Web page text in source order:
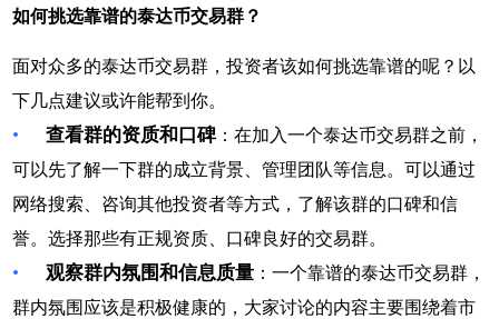
如何挑选靠谱的泰达币交易群？
面对众多的泰达币交易群，投资者该如何挑选靠谱的呢？以
下几点建议或许能帮到你。
•查看群的资质和口碑：在加入一个泰达币交易群之前，
可以先了解一下群的成立背景、管理团队等信息。可以通过
网络搜索、咨询其他投资者等方式，了解该群的口碑和信
誉。选择那些有正规资质、口碑良好的交易群。
•观察群内氛围和信息质量 ：一个靠谱的泰达币交易群，
群内氛围应该是积极健康的，大家讨论的内容主要围绕着市